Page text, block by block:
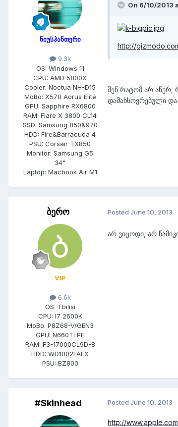
ნიუსჰანთერი
9.3k
OS: Windows 11
CPU: AMD 5800X
Cooler: Noctua NH-D15
MoBo: X570 Aorus Elite
GPU: Sapphire RX6800
RAM: Flare X 3800 CL14
SSD: Samsung 850&970
HDD: Fire&Barracuda 4
PSU: Corsair TX850
Monitor: Samsung G5
34"
Laptop: Macbook Air M1
On 6/10/2013
http://
შენ რატომ არ აწერ,
დამახსოვრებული და
ბერო
VIP
6.6k
OS: Tbilisi
CPU: I7 2600K
MoBo: P8Z68-V/GEN3
GPU: N660TI PE
RAM: F3-17000CL9D-8
HDD: WD1002FAEX
PSU: BZ800
Posted June 10, 2013
არ ვიცოდი, არ
#Skinhead Posted June 10, 2013
http://